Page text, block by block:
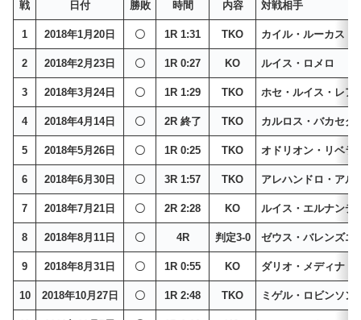
戦 日付 勝敗 時間 内容 対戦相手
1 2018年1月20日 〇 1R 1:31 TKO カイル・ルーカス
2 2018年2月23日 〇 1R 0:27 KO ルイス・ロメロ
3 2018年3月24日 〇 1R 1:29 TKO ホセ・ルイス・レア
4 2018年4月14日 〇 2R 終了 TKO カルロス・バカセグ
5 2018年5月26日 〇 1R 0:25 TKO オドリオン・リベラ
6 2018年6月30日 〇 3R 1:57 TKO アレハンドロ・アル
7 2018年7月21日 〇 2R 2:28 KO ルイス・エルナンデ
8 2018年8月11日 〇 4R 判定3-0 ゼウス・バレンズエ
9 2018年8月31日 〇 1R 0:55 KO ダリオ・メディナ
10 2018年10月27日 〇 1R 2:48 TKO ミゲル・ロビンソン